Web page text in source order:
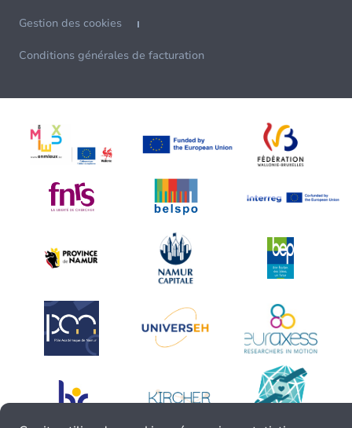
Gestion des cookies
Conditions générales de facturation